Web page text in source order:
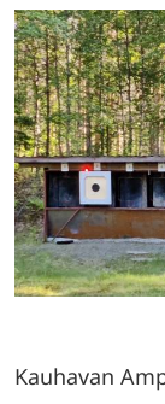
Kauhavan